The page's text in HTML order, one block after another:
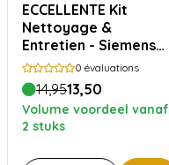
ECCELLENTE Kit
Nettoyage &
Entretien - Siemens
Bosch
0 évaluations
14,9513,50
Volume voordeel vanaf
2 stuks